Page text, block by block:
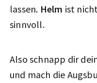
lassen. Helm ist
sinnvoll.
Also schnapp dir
und mach die